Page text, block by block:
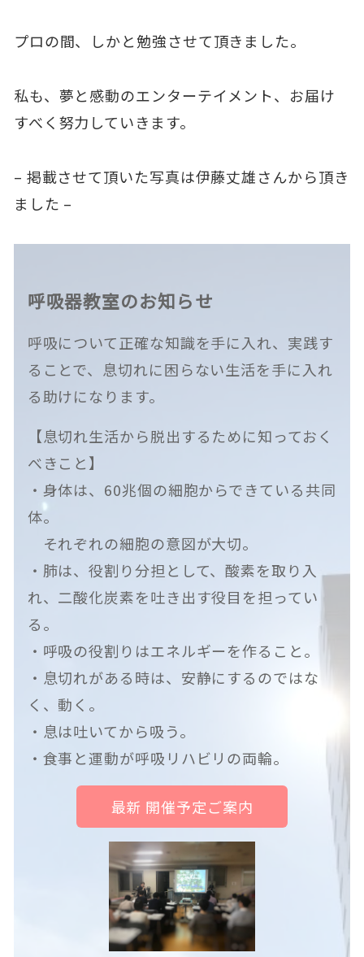
プロの間、しかと勉強させて頂きました。
私も、夢と感動のエンターテイメント、お届け
すべく努力していきます。
– 掲載させて頂いた写真は伊藤丈雄さんから頂き
ました –
呼吸器教室のお知らせ
呼吸について正確な知識を手に入れ、実践す
ることで、息切れに困らない生活を手に入れ
る助けになります。
【息切れ生活から脱出するために知っておく
べきこと】
・身体は、60兆個の細胞からできている共同
体。
それぞれの細胞の意図が大切。
・肺は、役割り分担として、酸素を取り入
れ、二酸化炭素を吐き出す役目を担ってい
る。
・呼吸の役割りはエネルギーを作ること。
・息切れがある時は、安静にするのではな
く、動く。
・息は吐いてから吸う。
・食事と運動が呼吸リハビリの両輪。
最新 開催予定ご案内